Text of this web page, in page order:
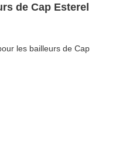
de Cap Esterel